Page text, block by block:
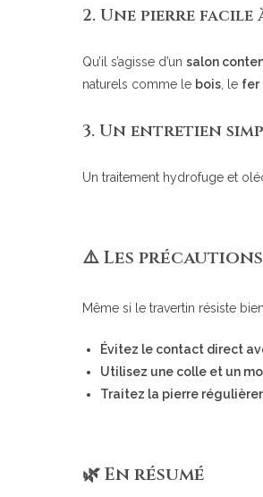
2. Une pierre facile
Qu’il s’agisse d’un salon
naturels comme le bois , le fer
3. Un entretien
Un traitement hydrofuge et
⚠️ Les
Même si le travertin résiste
Évitez le contact direct
Utilisez une colle et un
Traitez la pierre
🌿 En résumé